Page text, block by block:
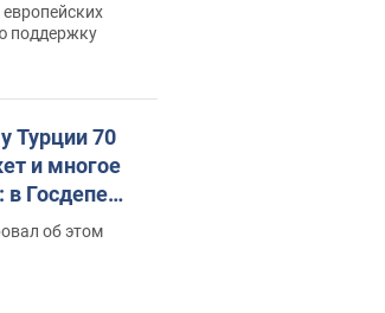
поддержку
Турции 70
и многое
в Госдепе
об этом